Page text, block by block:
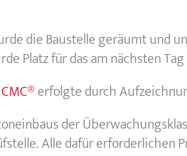
die Baustelle geräumt und
Platz für das am nächsten
CMC®erfolgte durch
der
Alle dafür erforderlichen